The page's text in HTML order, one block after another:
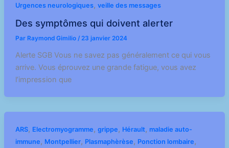
Urgences neurologiques, veille des messages
Des symptômes qui doivent alerter
Par Raymond Gimilio / 23 janvier 2024
Alerte SGB Vous ne savez pas généralement ce qui vous
arrive. Vous éprouvez une grande fatigue, vous avez
l’impression que
ARS, Electromyogramme, grippe, Hérault, maladie auto-
immune, Montpellier, Plasmaphèrèse, Ponction lombaire,